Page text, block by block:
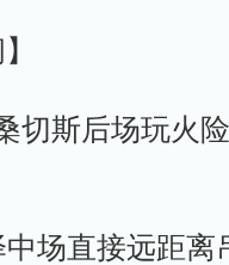
斯后场玩火险
直接远距离